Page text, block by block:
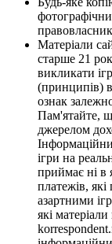
Матеріали
старше 21
викликати
(принципів)
ознак
Пам'ятайте,
джерелом
ігри на
приймає ні в
платежів, які
азартними
які